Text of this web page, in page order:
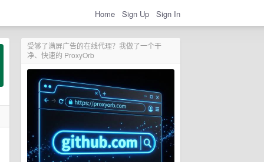
Home Sign Up Sign In
受够了满屏广告的在线代理？我做了一个干
净、快速的 ProxyOrb